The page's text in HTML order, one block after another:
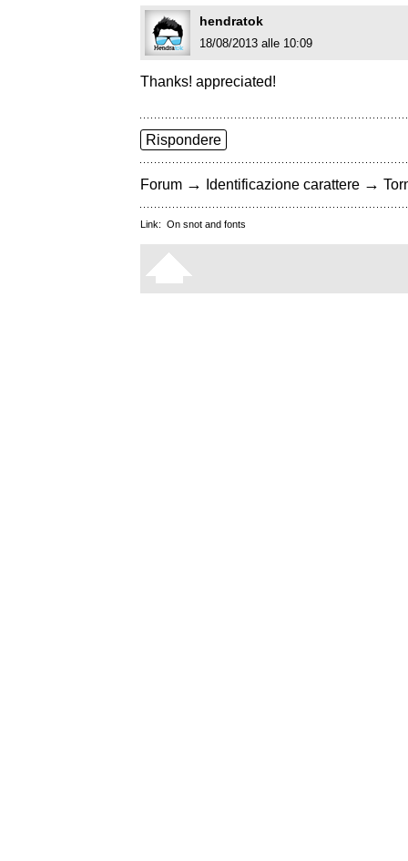
hendratok
18/08/2013 alle 10:09
Thanks! appreciated!
Rispondere
Forum → Identificazione carattere →
Link: On snot and fonts